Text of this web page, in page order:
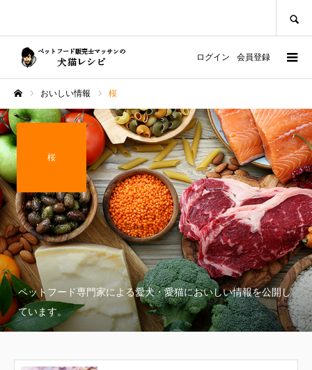
ログイン 会員登録
おいしい情報 桜
桜
ペットフード専門家による愛犬・愛猫においしい情報を公開し
ています。